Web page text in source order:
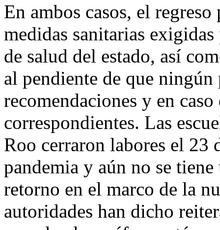
En ambos casos, el
medidas sanitarias
de salud del estado, así
al pendiente de que
recomendaciones y en
correspondientes. Las
Roo cerraron labores el 23
pandemia y aún no se
retorno en el marco de la
autoridades han dicho